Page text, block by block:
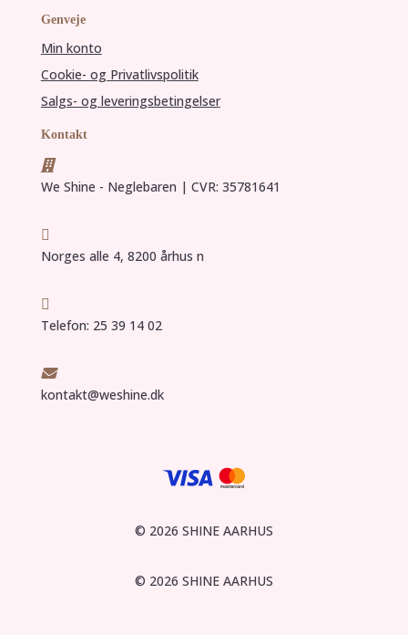
Genveje
Min konto
Cookie- og Privatlivspolitik
Salgs- og leveringsbetingelser
Kontakt

We Shine - Neglebaren | CVR: 35781641

Norges alle 4, 8200 århus n

Telefon: 25 39 14 02

kontakt@weshine.dk
© 2026 SHINE AARHUS
© 2026 SHINE AARHUS